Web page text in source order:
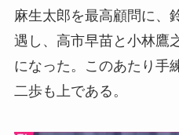
麻生太郎を最高顧問に、
遇し、高市早苗と小林鷹
になった。このあたり手
二歩も上である。